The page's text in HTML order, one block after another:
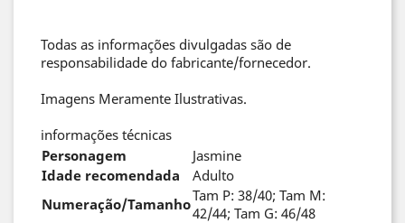
Todas as informações divulgadas são de
responsabilidade do fabricante/fornecedor.
Imagens Meramente Ilustrativas.
informações técnicas
Personagem
Jasmine
Idade recomendada
Adulto
Numeração/TamanhoTam P: 38/40; Tam M:
42/44; Tam G: 46/48